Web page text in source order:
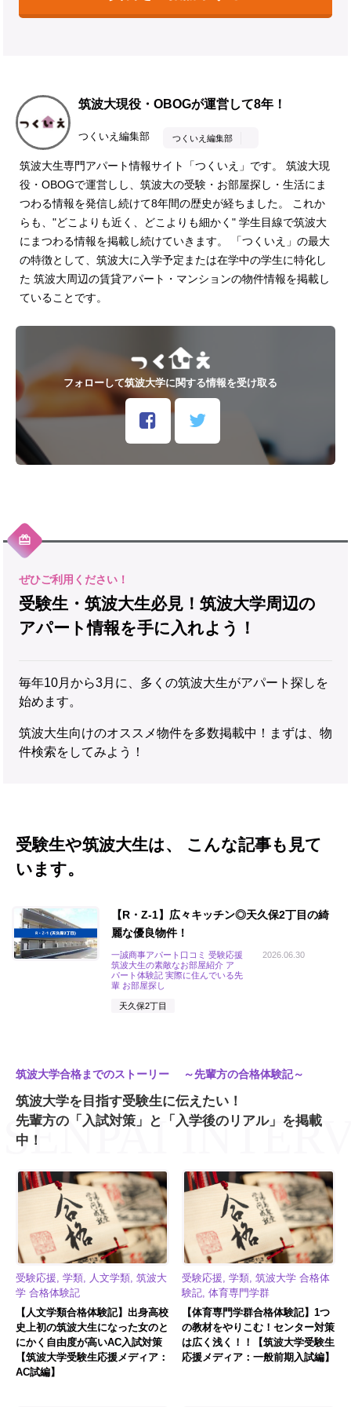
筑波大現役・OBOGが運営して8年！
つくいえ編集部 つくいえ編集部
筑波大生専門アパート情報サイト「つくいえ」です。 筑波大現
役・OBOGで運営しし、筑波大の受験・お部屋探し・生活にま
つわる情報を発信し続けて8年間の歴史が経ちました。 これか
らも、"どこよりも近く、どこよりも細かく" 学生目線で筑波大
にまつわる情報を掲載し続けていきます。 「つくいえ」の最大
の特徴として、筑波大に入学予定または在学中の学生に特化し
た 筑波大周辺の賃貸アパート・マンションの物件情報を掲載し
ていることです。
フォローして筑波大学に関する情報を受け取る
受験生・筑波大生必見！筑波大学周辺の
アパート情報を手に入れよう！
毎年10月から3月に、多くの筑波大生がアパート探しを
始めます。
筑波大生向けのオススメ物件を多数掲載中！まずは、物
件検索をしてみよう！
受験生や筑波大生は、 こんな記事も見て
います。
【R・Z-1】広々キッチン◎天久保2丁目の綺
麗な優良物件！
2026.06.30
一誠商事アパート口コミ 受験応援
筑波大生の素敵なお部屋紹介 ア
パート体験記 実際に住んでいる先
輩 お部屋探し
天久保2丁目
筑波大学合格までのストーリー ～先輩方の合格体験記～
筑波大学を目指す受験生に伝えたい！
先輩方の「入試対策」と「入学後のリアル」を掲載
中！
受験応援, 学類, 人文学類, 筑波大
学 合格体験記
【人文学類合格体験記】出身高校
史上初の筑波大生になった女のと
にかく自由度が高いAC入試対策
【筑波大学受験生応援メディア：
AC試編】
受験応援, 学類, 筑波大学 合格体
験記, 体育専門学群
【体育専門学群合格体験記】1つ
の教材をやりこむ！センター対策
は広く浅く！！【筑波大学受験生
応援メディア：一般前期入試編】